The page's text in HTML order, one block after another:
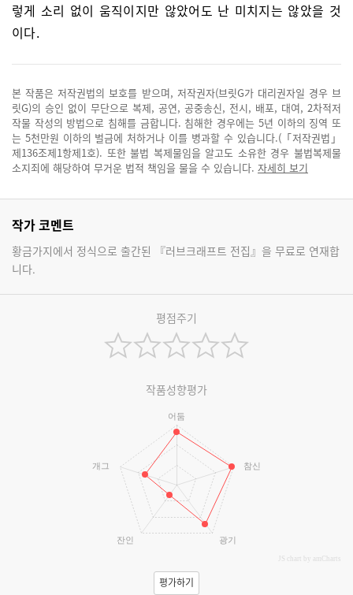
렇게 소리 없이 움직이지만 않았어도 난 미치지는 않았을 것
이다.
본 작품은 저작권법의 보호를 받으며, 저작권자(브릿G가 대리권자일 경우 브
릿G)의 승인 없이 무단으로 복제, 공연, 공중송신, 전시, 배포, 대여, 2차적저
작물 작성의 방법으로 침해를 금합니다. 침해한 경우에는 5년 이하의 징역 또
는 5천만원 이하의 벌금에 처하거나 이를 병과할 수 있습니다.(「저작권법」
제136조제1항제1호). 또한 불법 복제물임을 알고도 소유한 경우 불법복제물
소지죄에 해당하여 무거운 법적 책임을 물을 수 있습니다. 자세히 보기
작가 코멘트
황금가지에서 정식으로 출간된 『러브크래프트 전집』을 무료로 연재합
니다.
평점주기
작품성향평가
어둠
참신
광기
잔인
개그
JS chart by amCharts
평가하기